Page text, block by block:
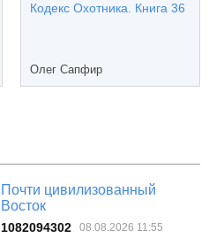
Кодекс Охотника. Книга 36
Олег Сапфир
Почти цивилизованный
Восток
1082094302 08.08.2026 11:55